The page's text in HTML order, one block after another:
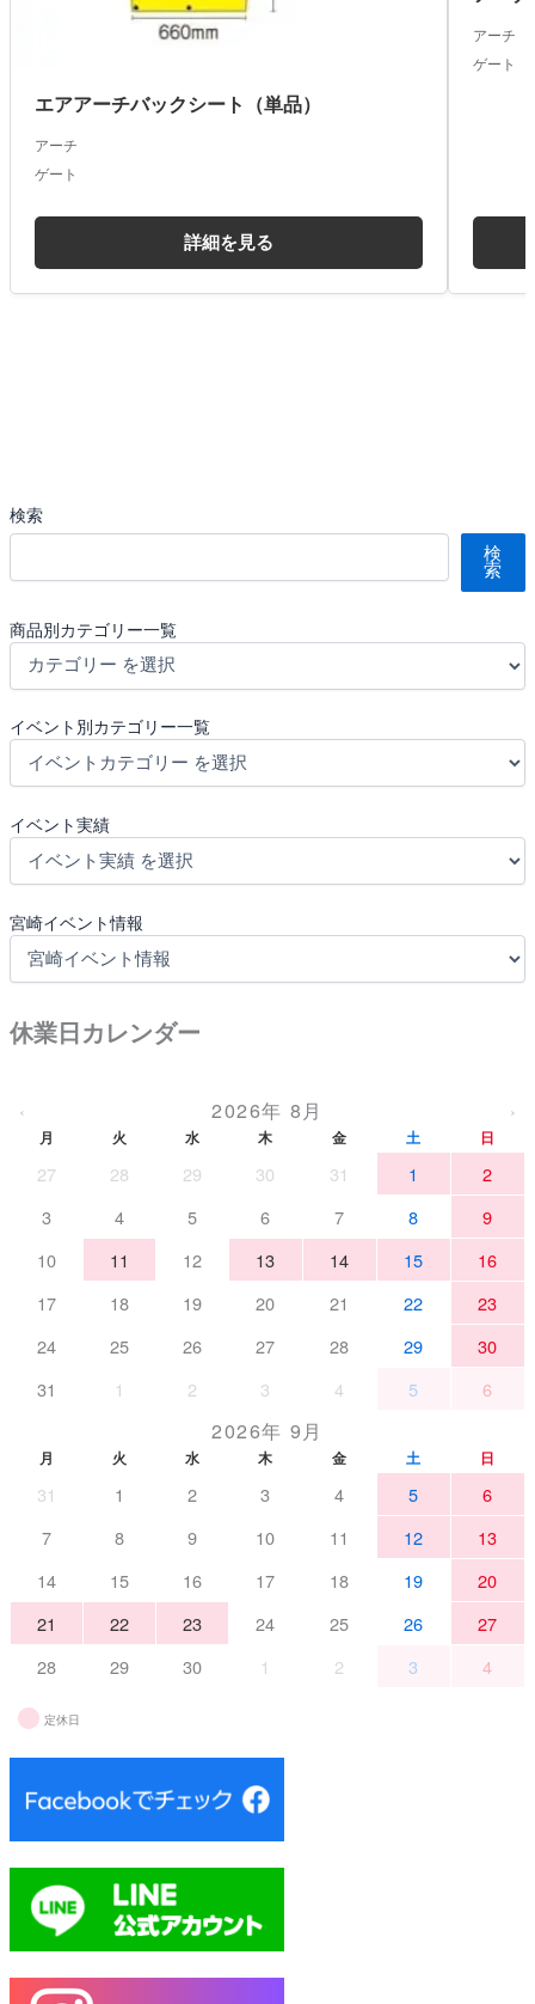
エアアーチバックシート（単品）
アーチ
ゲート
詳細を見る
アーチ
ゲート
検索
検
索
商品別カテゴリー一覧
イベント別カテゴリー一覧
イベント実績
宮崎イベント情報
休業日カレンダー
‹ 2026年 8月 ›
月 火 水 木 金 土 日
27 28 29 30 31 1
2
3
4 5 6 7 8
9
10
11 12 13 14 15
16
17
18 19 20 21 22
23
24
25 26 27 28 29
30
31
1 2 3 4 5 6
2026年 9月
月 火 水 木 金 土 日
31 1 2 3 4 5
6
7
8 9 10 11 12
13
14
15 16 17 18 19
20
21
22 23 24 25 26
27
28
29 30 1 2 3 4
定休日